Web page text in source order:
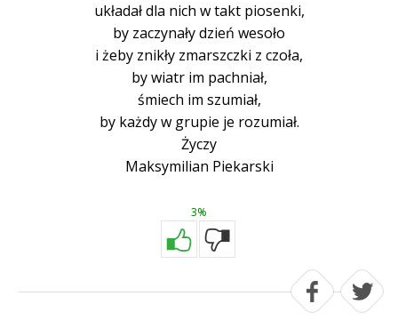
układał dla nich w takt piosenki,
by zaczynały dzień wesoło
i żeby znikły zmarszczki z czoła,
by wiatr im pachniał,
śmiech im szumiał,
by każdy w grupie je rozumiał.
Życzy
Maksymilian Piekarski
3%